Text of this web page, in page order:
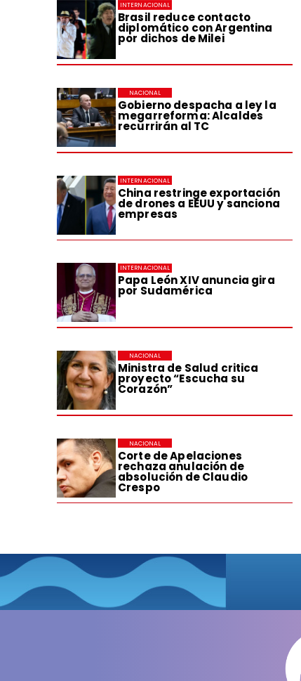
Brasil reduce contacto
diplomático con Argentina
por dichos de Milei
INTERNACIONAL
Gobierno despacha a ley la
megarreforma: Alcaldes
recurrirán al TC
NACIONAL
China restringe exportación
de drones a EEUU y sanciona
empresas
INTERNACIONAL
Papa León XIV anuncia gira
por Sudamérica
INTERNACIONAL
Ministra de Salud critica
proyecto “Escucha su
Corazón”
NACIONAL
Corte de Apelaciones
rechaza anulación de
absolución de Claudio
Crespo
NACIONAL